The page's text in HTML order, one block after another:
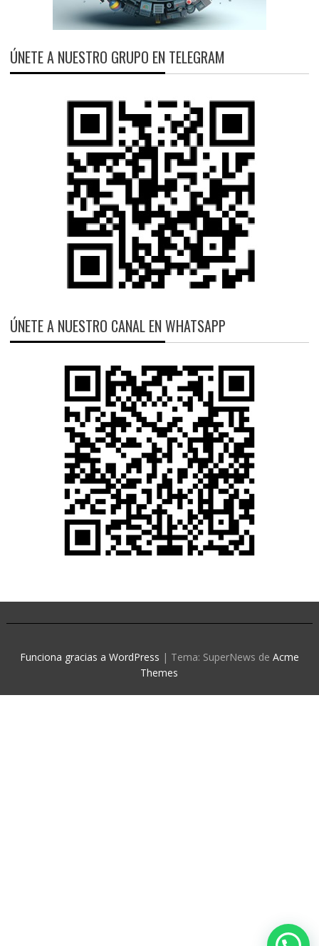
ÚNETE A NUESTRO GRUPO EN TELEGRAM
ÚNETE A NUESTRO CANAL EN WHATSAPP
Funciona gracias a WordPress | Tema: SuperNews de Acme
Themes